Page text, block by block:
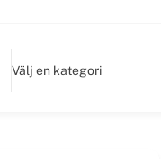
Välj en kategori